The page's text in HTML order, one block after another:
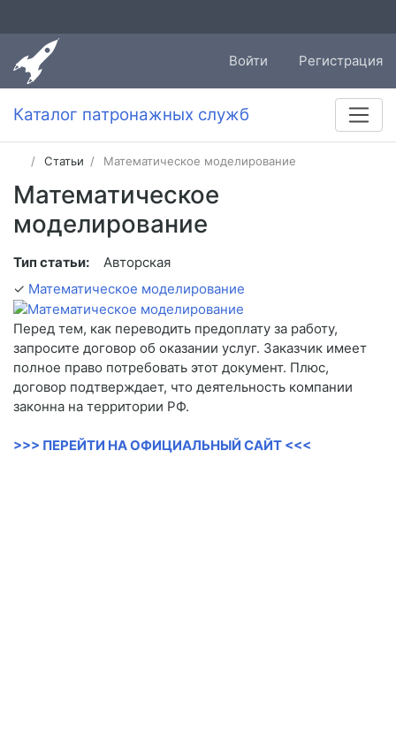
Войти Регистрация
Каталог патронажных служб
Статьи Математическое моделирование
Математическое
моделирование
Тип статьи:
Авторская
✓ Математическое моделирование
Перед тем, как переводить предоплату за работу,
запросите договор об оказании услуг. Заказчик имеет
полное право потребовать этот документ. Плюс,
договор подтверждает, что деятельность компании
законна на территории РФ.
>>> ПЕРЕЙТИ НА ОФИЦИАЛЬНЫЙ САЙТ <<<